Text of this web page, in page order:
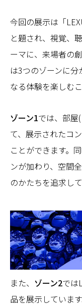
今回の展示は「
と題され、視覚、
ーマに、来場者の
は3つのゾーンに
なる体験を楽しむ
ゾーン1では、部屋
て、展示されたコ
ことができます。
ンが加わり、空間
のかたちを追求して
また、 ゾーン2では
品を展示しています